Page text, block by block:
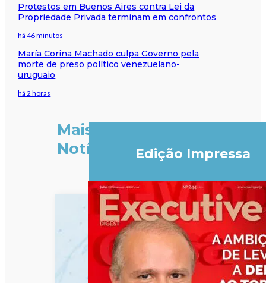
Protestos em Buenos Aires contra Lei da
Propriedade Privada terminam em confrontos
há 46 minutos
María Corina Machado culpa Governo pela
morte de preso político venezuelano-
uruguaio
há 2 horas
Mais
Notícias
Edição Impressa